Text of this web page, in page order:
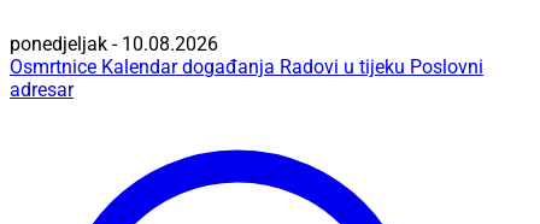
ponedjeljak - 10.08.2026
Osmrtnice Kalendar događanja Radovi u tijeku Poslovni
adresar